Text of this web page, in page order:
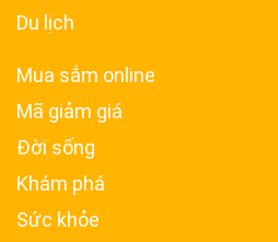
Du lịch
Mua sắm online
Mã giảm giá
Đời sống
Khám phá
Sức khỏe